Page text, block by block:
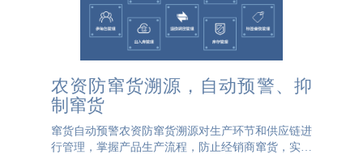
农资防窜货溯源，自动预警、抑
制窜货
窜货自动预警农资防窜货溯源对生产环节和供应链进
行管理，掌握产品生产流程，防止经销商窜货，实现